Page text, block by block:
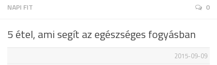
Wellness
NAPI FIT 0
5 étel, ami segít az egészséges fogyásban
2015-09-09